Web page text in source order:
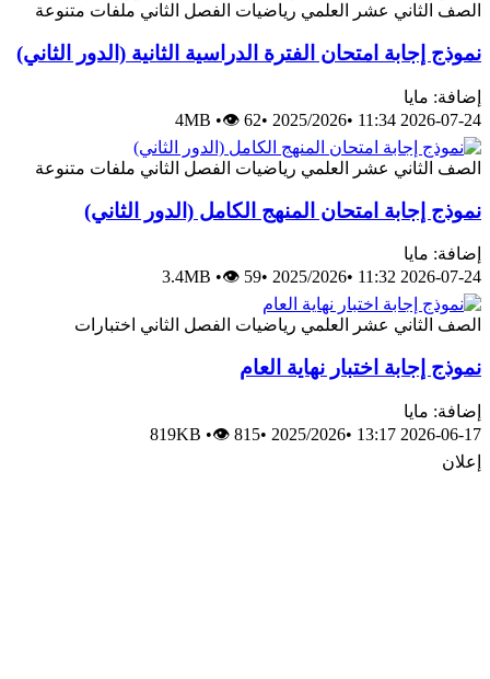
الصف الثاني عشر العلمي رياضيات الفصل الثاني ملفات متنوعة
نموذج إجابة امتحان الفترة الدراسية الثانية (الدور الثاني)
إضافة: مايا
2026-07-24 11:34
•
2025/2026
•
4MB •👁 62
الصف الثاني عشر العلمي رياضيات الفصل الثاني ملفات متنوعة
نموذج إجابة امتحان المنهج الكامل (الدور الثاني)
إضافة: مايا
2026-07-24 11:32
•
2025/2026
•
3.4MB •👁 59
الصف الثاني عشر العلمي رياضيات الفصل الثاني اختبارات
نموذج إجابة اختبار نهاية العام
إضافة: مايا
2026-06-17 13:17
•
2025/2026
•
819KB •👁 815
إعلان